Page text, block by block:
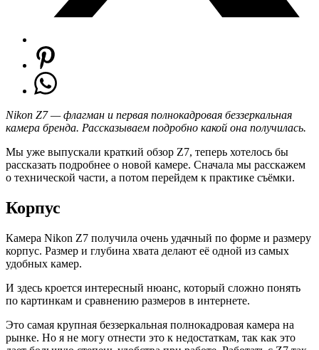
Nikon Z7 — флагман и первая полнокадровая беззеркальная
камера бренда. Рассказываем подробно какой она получилась.
Мы уже выпускали краткий обзор Z7, теперь хотелось бы
рассказать подробнее о новой камере. Сначала мы расскажем
о технической части, а потом перейдем к практике съёмки.
Корпус
Камера Nikon Z7 получила очень удачный по форме и размеру
корпус. Размер и глубина хвата делают её одной из самых
удобных камер.
И здесь кроется интересный нюанс, который сложно понять
по картинкам и сравнению размеров в интернете.
Это самая крупная беззеркальная полнокадровая камера на
рынке. Но я не могу отнести это к недостаткам, так как это